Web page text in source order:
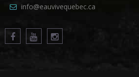
info@eauvivequebec.ca